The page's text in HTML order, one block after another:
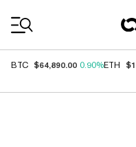
BTC $64,890.00 0.90%ETH